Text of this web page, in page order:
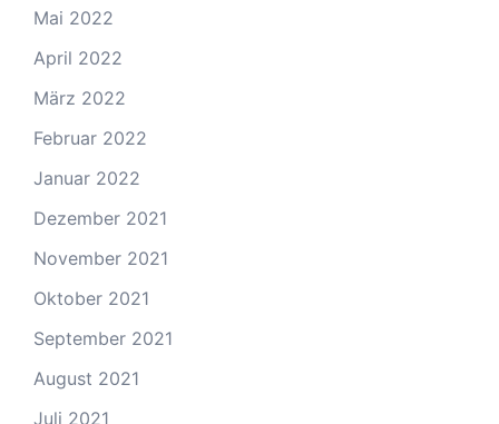
Mai 2022
April 2022
März 2022
Februar 2022
Januar 2022
Dezember 2021
November 2021
Oktober 2021
September 2021
August 2021
Juli 2021